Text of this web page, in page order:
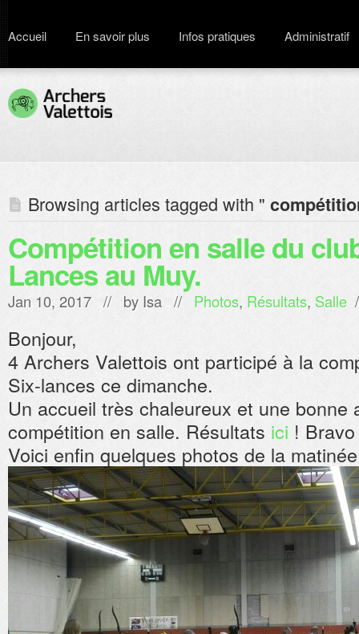
Accueil En savoir plus Infos pratiques Administratif
Browsing articles tagged with "
Compétition en salle du
Lances au Muy.
Jan 10, 2017 // by Isa // Photos, Résultats, Salle
Bonjour,
4 Archers Valettois ont participé à la
Six-lances ce dimanche.
Un accueil très chaleureux et une bonne
compétition en salle. Résultats ici !
Voici enfin quelques photos de la